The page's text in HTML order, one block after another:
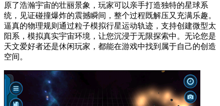
原了浩瀚宇宙的壮丽景象，玩家可以亲手打造独特的星球系
统，见证碰撞爆炸的震撼瞬间，整个过程既解压又充满乐趣。
逼真的物理规则通过粒子模拟行星运动轨迹，支持创建微型太
阳系，模拟真实宇宙环境，让您沉浸于无限探索中。无论您是
天文爱好者还是休闲玩家，都能在游戏中找到属于自己的创造
空间。